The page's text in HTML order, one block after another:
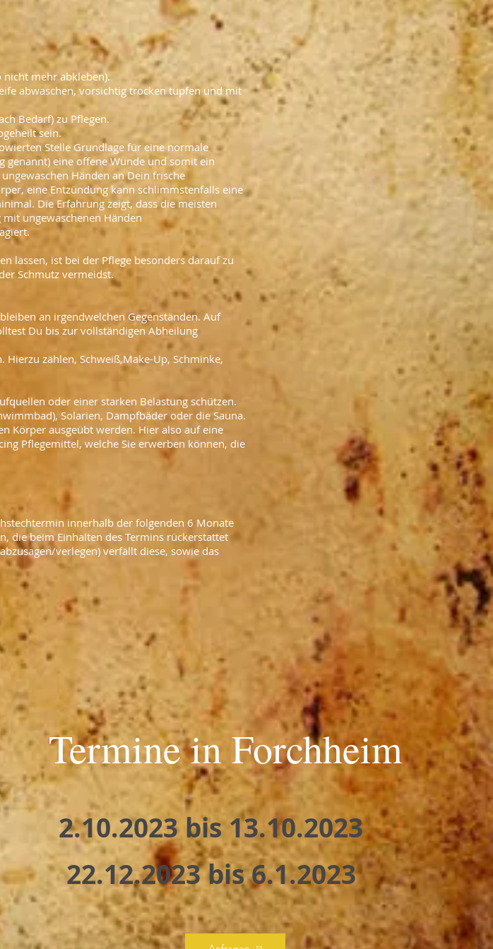
nicht mehr abkleben).
abwaschen, vorsichtig trocken tupfen und mit
Bedarf) zu Pflegen.
sein.
Stelle Grundlage für eine normale
genannt) eine offene Wunde und somit ein
Händen an Dein frische
eine Entzündung kann schlimmstenfalls eine
Die Erfahrung zeigt, dass die meisten
ungewaschenen Händen
lassen, ist bei der Pflege besonders darauf zu
Schmutz vermeidst.
an irgendwelchen Gegenständen. Auf
Du bis zur vollständigen Abheilung
zählen, Schweiß,Make-Up, Schminke,
oder einer starken Belastung schützen.
Solarien, Dampfbäder oder die Sauna.
Körper ausgeübt werden. Hier also auf eine
Pflegemittel, welche Sie erwerben können, die
innerhalb der folgenden 6 Monate
die beim Einhalten des Termins rückerstattet
verlegen) verfällt diese, sowie das
Termine in Forchheim
2.10.2023 bis 13.10.2023
22.12.2023 bis 6.1.2023